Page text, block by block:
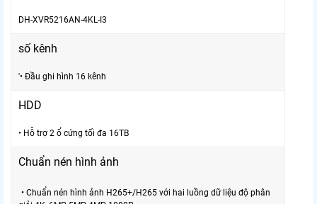
DH-XVR5216AN-4KL-I3
số kênh
'• Đầu ghi hình 16 kênh
HDD
• Hỗ trợ 2 ổ cứng tối đa 16TB
Chuẩn nén hình ảnh
• Chuẩn nén hình ảnh H265+/H265 với hai luồng dữ liệu độ phân